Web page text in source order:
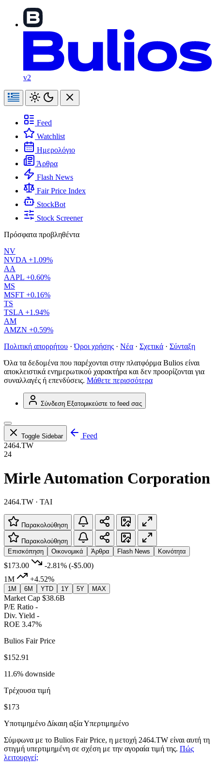
v2
Feed
Watchlist
Ημερολόγιο
Άρθρα
Flash News
Fair Price Index
StockBot
Stock Screener
Πρόσφατα προβληθέντα
NV
NVDA +1.09%
AA
AAPL +0.60%
MS
MSFT +0.16%
TS
TSLA +1.94%
AM
AMZN +0.59%
Πολιτική απορρήτου · Όροι χρήσης · Νέα · Σχετικά · Σύνταξη
Όλα τα δεδομένα που παρέχονται στην πλατφόρμα Bulios είναι
αποκλειστικά ενημερωτικού χαρακτήρα και δεν προορίζονται για
συναλλαγές ή επενδύσεις. Μάθετε περισσότερα
Σύνδεση Εξατομικεύστε το feed σας
Toggle Sidebar
Feed
2464.TW
24
Mirle Automation Corporation
2464.TW · TAI
Παρακολούθηση
Παρακολούθηση
Επισκόπηση
Οικονομικά Άρθρα Flash News Κοινότητα
$173.00 -2.81% (-$5.00)
1M
+4.52%
1M 6M YTD 1Y 5Y MAX
Market Cap $38.6B
P/E Ratio -
Div. Yield -
ROE 3.47%
Bulios Fair Price
$152.91
11.6% downside
Τρέχουσα τιμή
$173
Υποτιμημένο Δίκαιη αξίαΥπερτιμημένο
Σύμφωνα με το Bulios Fair Price, η μετοχή 2464.TW είναι αυτή τη
στιγμή υπερτιμημένη σε σχέση με την αγοραία τιμή της. Πώς
λειτουργεί;